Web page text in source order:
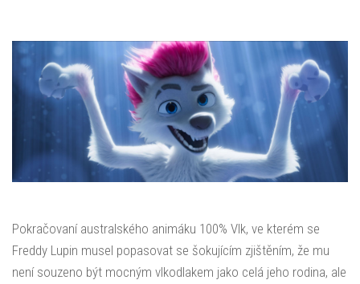
Pokračovaní australského animáku 100% Vlk, ve kterém se
Freddy Lupin musel popasovat se šokujícím zjištěním, že mu
není souzeno být mocným vlkodlakem jako celá jeho rodina, ale